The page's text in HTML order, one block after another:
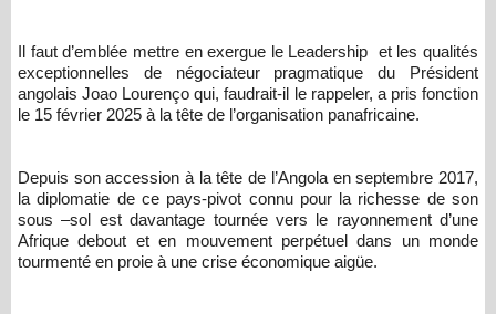
Il faut d’emblée mettre en exergue le Leadership et les qualités
exceptionnelles de négociateur pragmatique du Président
angolais Joao Lourenço qui, faudrait-il le rappeler, a pris fonction
le 15 février 2025 à la tête de l’organisation panafricaine.
Depuis son accession à la tête de l’Angola en septembre 2017,
la diplomatie de ce pays-pivot connu pour la richesse de son
sous –sol est davantage tournée vers le rayonnement d’une
Afrique debout et en mouvement perpétuel dans un monde
tourmenté en proie à une crise économique aigüe.